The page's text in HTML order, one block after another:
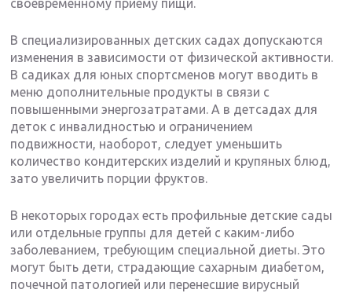
своевременному приему пищи.
В специализированных детских садах допускаются
изменения в зависимости от физической активности.
В садиках для юных спортсменов могут вводить в
меню дополнительные продукты в связи с
повышенными энергозатратами. А в детсадах для
деток с инвалидностью и ограничением
подвижности, наоборот, следует уменьшить
количество кондитерских изделий и крупяных блюд,
зато увеличить порции фруктов.
В некоторых городах есть профильные детские сады
или отдельные группы для детей с каким-либо
заболеванием, требующим специальной диеты. Это
могут быть дети, страдающие сахарным диабетом,
почечной патологией или перенесшие вирусный